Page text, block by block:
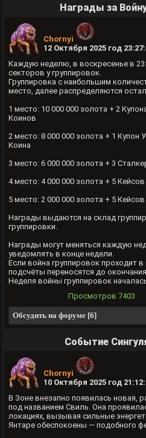
Награды за
Chornyi
12 Октября 2025 год
Каждую неделю, в воскресенье в
секторов у группировок.
Группировка с наибольшим
место, далее распределяются
1 место: 10 000 000 золота + 2
Коинов
2 место: 8 000 000 золота + 1 Купон
Коина
3 место: 6 000 000 золота + 3
4 место: 4 000 000 золота + 5
5 место: 2 000 000 золота + 5
Награды выдаются на склад
группировки.
Награды могут меняться каждую
уведомлять в конце недели.
Если война группировок проходит в
подсчёты переносятся до
Неделя войны группировок
Просмотров 7403
Обсудить на форуме [6]
Событие
Chornyi
10 Октября 2025 год
В Зоне внезапно появилась новая,
под названием Свиль. Она
локациях, вызывая сильные
Янтаре обеспокоены — подобного